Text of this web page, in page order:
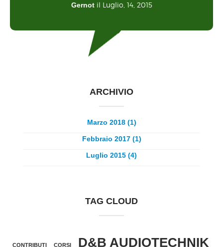
Gernot il Luglio, 14, 2015
ARCHIVIO
Marzo 2018 (1)
Febbraio 2017 (1)
Luglio 2015 (4)
TAG CLOUD
CONTRIBUTI CORSI D&B AUDIOTECHNIK